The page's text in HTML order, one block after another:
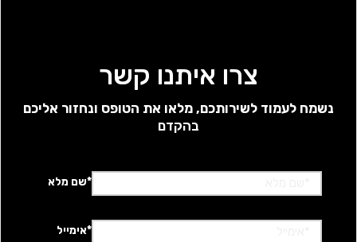
צרו איתנו קשר
נשמח לעמוד לשירותכם, מלאו את הטופס ונחזור אליכם
בהקדם
*שם מלא
*אימייל